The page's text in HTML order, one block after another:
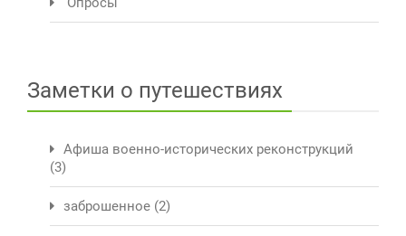
Заметки о путешествиях
Афиша военно-исторических реконструкций
(3)
заброшенное (2)